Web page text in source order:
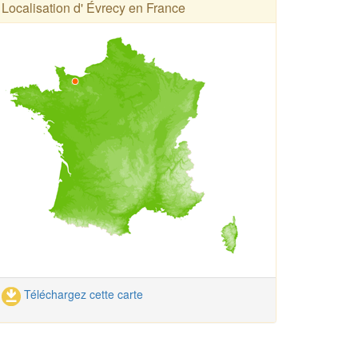
Localisation d' Évrecy en France
Téléchargez cette carte